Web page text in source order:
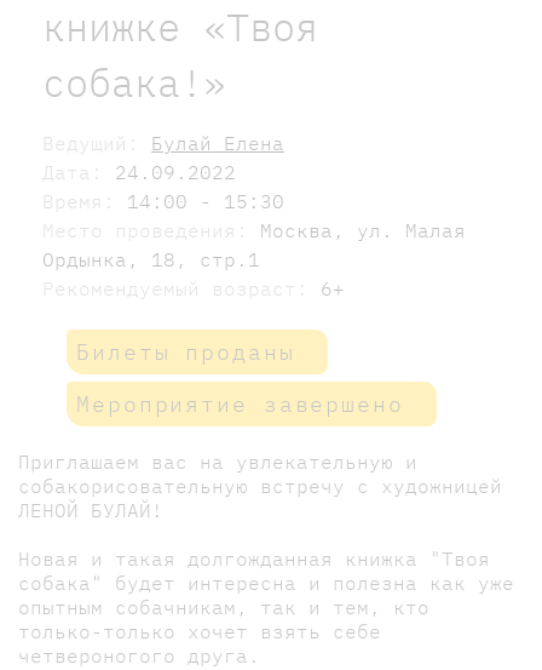
книжке «Твоя
собака!»
Ведущий: Булай Елена
Дата: 24.09.2022
Время: 14:00 - 15:30
Место проведения: Москва, ул. Малая
Ордынка, 18, стр.1
Рекомендуемый возраст: 6+
Билеты проданы
Мероприятие завершено
Приглашаем вас на увлекательную и
собакорисовательную встречу с художницей
ЛЕНОЙ БУЛАЙ!
Новая и такая долгожданная книжка "Твоя
собака" будет интересна и полезна как уже
опытным собачникам, так и тем, кто
только-только хочет взять себе
четвероногого друга.